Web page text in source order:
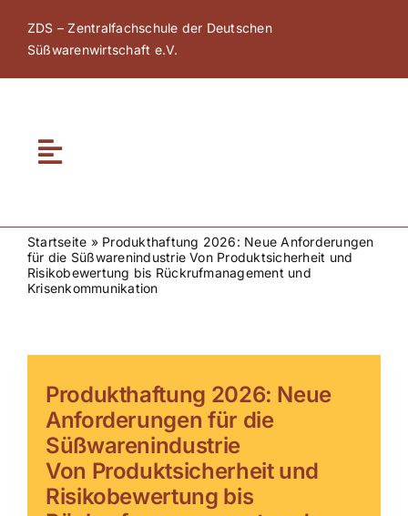
Inhalt
springen
ZDS – Zentralfachschule der Deutschen
Süßwarenwirtschaft e.V.
Toggle
Über ZDS
ZDS Netzwerk
ZDS Schule
Downloads
Startseite » Produkthaftung 2026: Neue Anforderungen
für die Süßwarenindustrie Von Produktsicherheit und
Risikobewertung bis Rückrufmanagement und
Krisenkommunikation
Produkthaftung 2026: Neue
Anforderungen für die
Süßwarenindustrie
Von Produktsicherheit und
Risikobewertung bis